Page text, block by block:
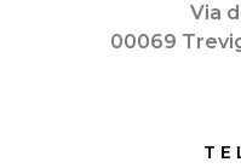
Via
00069